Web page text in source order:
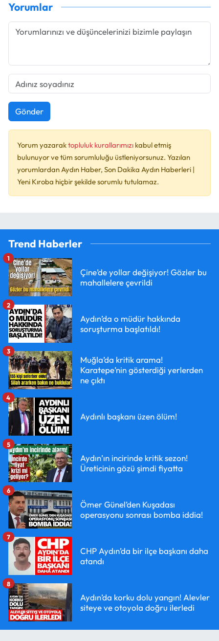
Yorumlar
Gönder
Yorum yazaraktopluluk kurallarımızı kabul etmiş
bulunuyor ve tüm sorumluluğu üstleniyorsunuz. Yazılan
yorumlardan Aydın Haber, Son Dakika Aydın Haberleri |
Yeni Kıroba hiçbir şekilde sorumlu tutulamaz.
Trend Haberler
Çine’de yollar değişiyor! Gözler bu
mahallelere çevrildi
1
Aydın’da o müdür hakkında
soruşturma başlatıldı!
2
Muğla’da kritik arama!
Karatepe’nin gösterdiği yerlerden
ne çıktı
3
Aydınlı başkanı üzen ölüm!
4
Aydın’ın incirinde kritik sezon!
Üreticinin gözü şimdi fiyatta
5
Ömer Günel’den Kuşadası
operasyonu sonrası bomba iddia!
6
CHP Aydın’da bir ilçe başkanı daha
atandı
7
Aydın’da korku dolu yangın! Alevler
siteye ve otoyola doğru ilerledi
8